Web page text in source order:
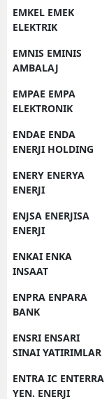
EMKEL EMEK
ELEKTRIK
EMNIS EMINIS
AMBALAJ
EMPAE EMPA
ELEKTRONIK
ENDAE ENDA
ENERJI HOLDING
ENERY ENERYA
ENERJI
ENJSA ENERJISA
ENERJI
ENKAI ENKA
INSAAT
ENPRA ENPARA
BANK
ENSRI ENSARI
SINAI YATIRIMLAR
ENTRA IC ENTERRA
YEN. ENERJI